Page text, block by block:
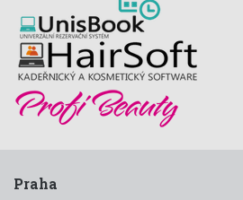
Praha